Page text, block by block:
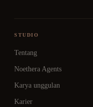
STUDIO
Tentang
Noethera Agents
Karya unggulan
Karier